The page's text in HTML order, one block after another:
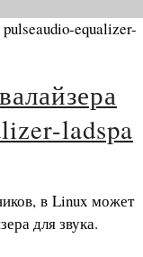
ladspa
в Linux может
для звука.